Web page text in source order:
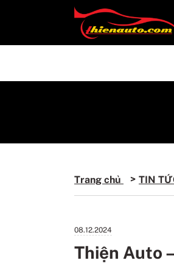
Trang chủ TIN
08.12.2024
Thiện Auto